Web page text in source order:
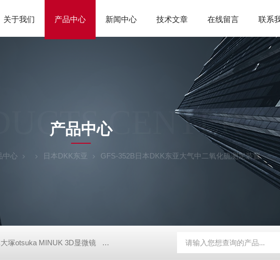
关于我们 产品中心 新闻中心 技术文章 在线留言 联系
CENTER
产品中心
中心 日本DKK东亚 GFS-352B日本DKK东亚大气中二氧化硫测定装置
塚otsuka MINUK 3D显微镜 TX-200日本凯特KETT外观分析仪器 粒度镜 SR-